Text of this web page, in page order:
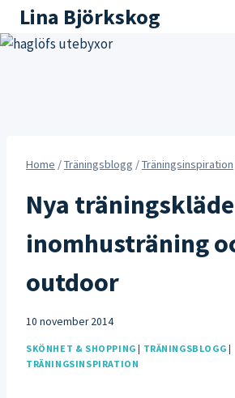
Skip
to
content
Lina Björkskog
Home /Träningsblogg /Träningsinspiration
Nya
inomhusträning
outdoor
10 november 2014
SKÖNHET & SHOPPING | TRÄNINGSBLOGG |
TRÄNINGSINSPIRATION